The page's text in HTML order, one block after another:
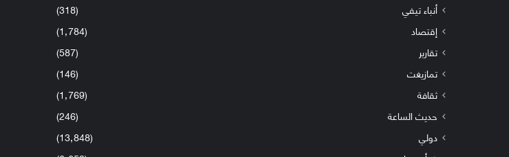
أنباء تيفي
(318)
إقتصاد
(1٬784)
تقارير
(587)
تمازيغت
(146)
ثقافة
(1٬769)
حديث الساعة
(246)
دولي
(13٬848)